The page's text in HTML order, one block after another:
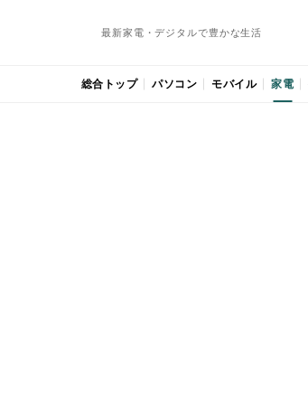
最新家電・デジタルで豊かな生活
総合トップ パソコン モバイル 家電